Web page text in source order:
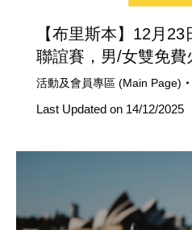
【布里斯本】12月
聯誼賽，男/女雙免費
活動及會員專區 (Main Page)
Last Updated on 14/12/2025